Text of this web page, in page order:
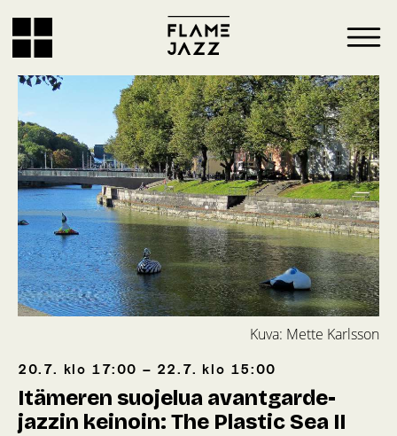
Kuva: Mette Karlsson
20.7. klo 17:00 – 22.7. klo 15:00
Itämeren suojelua avantgarde-
jazzin keinoin: The Plastic Sea II